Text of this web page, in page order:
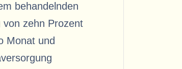
behandelnden
von zehn Prozent
Monat und